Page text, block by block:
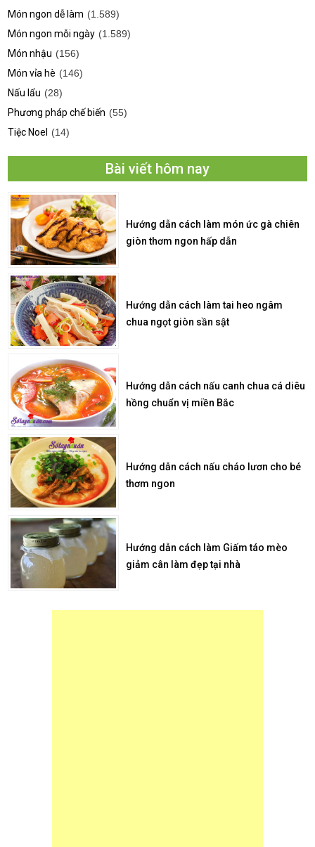
Món ngon dễ làm (1.589)
Món ngon mỗi ngày (1.589)
Món nhậu (156)
Món vỉa hè (146)
Nấu lẩu (28)
Phương pháp chế biến (55)
Tiệc Noel
(14)
Bài viết hôm nay
Hướng dẫn cách làm món ức gà chiên
giòn thơm ngon hấp dẫn
Hướng dẫn cách làm tai heo ngâm
chua ngọt giòn sần sật
Hướng dẫn cách nấu canh chua cá diêu
hồng chuẩn vị miền Bắc
Hướng dẫn cách nấu cháo lươn cho bé
thơm ngon
Hướng dẫn cách làm Giấm táo mèo
giảm cân làm đẹp tại nhà